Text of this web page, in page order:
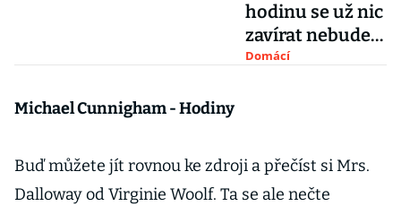
hodinu se už nic
zavírat nebude,
říká Zaorálek ke
Domácí
Michael Cunnigham - Hodiny
Buď můžete jít rovnou ke zdroji a přečíst si Mrs.
Dalloway od Virginie Woolf. Ta se ale nečte